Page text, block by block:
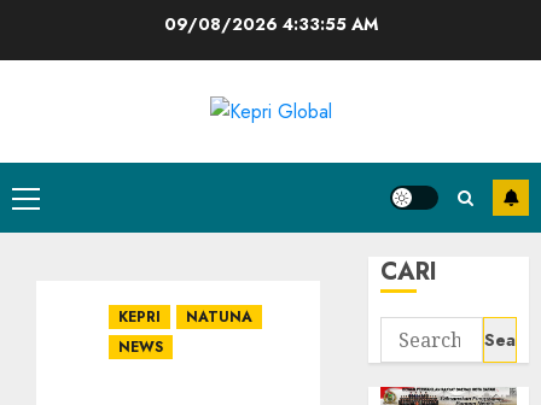
09/08/2026 4:33:56 AM
Primary
Menu
KEPRI
NATUNA
NEWS
CARI
Search
for: